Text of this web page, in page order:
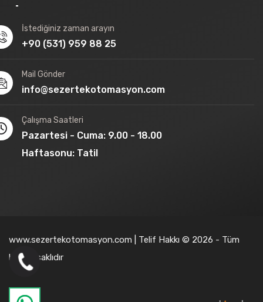
İstediğiniz zaman arayın
+90 (531) 959 88 25
Mail Gönder
info@sezertekotomasyon.com
Çalışma Saatleri
Pazartesi - Cuma: 9.00 - 18.00
Haftasonu: Tatil
www.sezertekotomasyon.com | Telif Hakkı © 2026 - Tüm
hakları saklıdır